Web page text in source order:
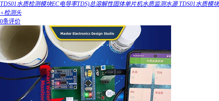
TDS01水质检测模块EC电导率TDS)总溶解性固体单片机水质监测水源 TDS01水质模块
+检测头
0条评价